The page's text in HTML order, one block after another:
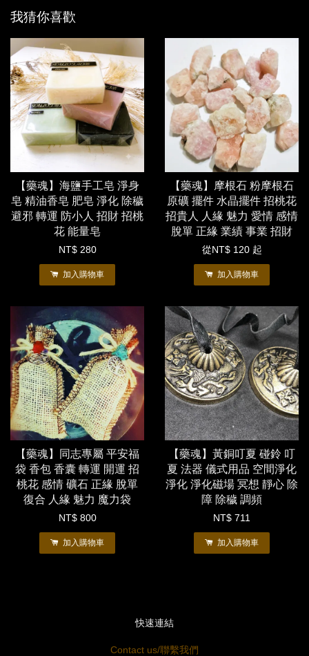
我猜你喜歡
【藥魂】海鹽手工皂 淨身
皂 精油香皂 肥皂 淨化 除穢
避邪 轉運 防小人 招財 招桃
花 能量皂
NT$ 280
加入購物車
【藥魂】摩根石 粉摩根石
原礦 擺件 水晶擺件 招桃花
招貴人 人緣 魅力 愛情 感情
脫單 正緣 業績 事業 招財
從 NT$ 120 起
加入購物車
【藥魂】同志專屬 平安福
袋 香包 香囊 轉運 開運 招
桃花 感情 礦石 正緣 脫單
復合 人緣 魅力 魔力袋
NT$ 800
加入購物車
【藥魂】黃銅叮夏 碰鈴 叮
夏 法器 儀式用品 空間淨化
淨化 淨化磁場 冥想 靜心 除
障 除穢 調頻
NT$ 711
加入購物車
快速連結
Contact us/聯繫我們